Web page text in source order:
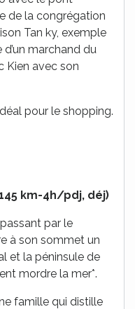
de la congrégation
Tan ky, exemple
marchand du
Kien avec son
pour le shopping.
km-4h/pdj, déj)
par le
à son sommet un
et la péninsule de
mordre la mer*.
famille qui distille